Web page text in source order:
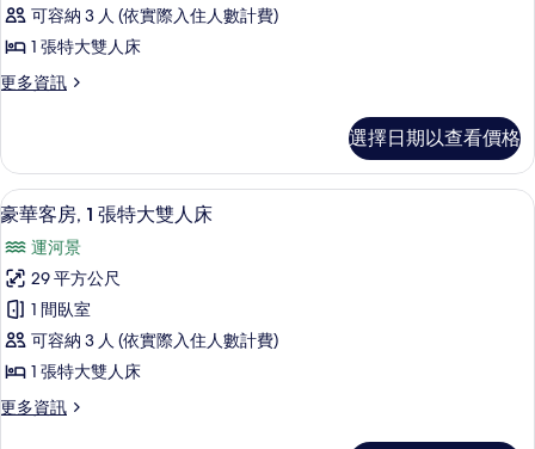
相
片
的
詳
情
房,
1
張
大
雙
人
床
的
所
有
相
片
可容納 3 人 (依實際入住人數計費)
1 張特大雙人床
更多資訊
更
客
房,
1
特
大
雙
人
床
的
詳
情
選擇日期以查看價格
顯
示
豪
華
客
房,
1
張
豪華客房, 1 張特大雙人床 | 1 間臥室
8
豪華客房, 1 張特大雙人床
運河景
29 平方公尺
1 間臥室
可容納 3 人 (依實際入住人數計費)
1 張特大雙人床
更多資訊
更